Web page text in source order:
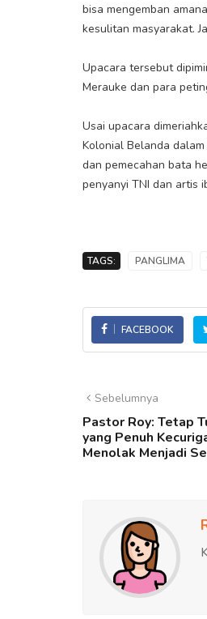
bisa mengemban
kesulitan masyarakat.
Upacara tersebut
Merauke dan para
Usai upacara
Kolonial Belanda
dan pemecahan bata
penyanyi TNI dan artis
TAGS: PANGLIMA
FACEBOOK
Sebelumnya
Pastor Roy: Tetap
yang Penuh
Menolak Menjadi